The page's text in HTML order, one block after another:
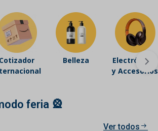
Cotizador
Belleza
Electrónicos
y Accesorios
feria 🎡
Ver todos